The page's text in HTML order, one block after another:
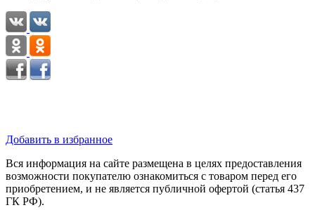
Добавить в избранное
Вся информация на сайте размещена в целях предоставления
возможности покупателю ознакомиться с товаром перед его
приобретением, и не является публичной офертой (статья 437
ГК РФ).